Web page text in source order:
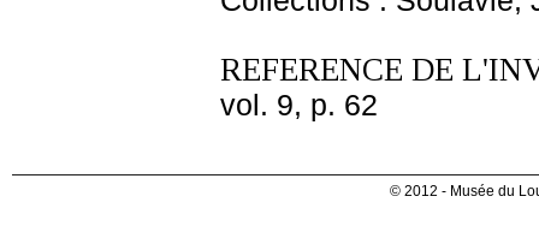
REFERENCE DE
vol. 9, p. 62
© 2012 - Musée du